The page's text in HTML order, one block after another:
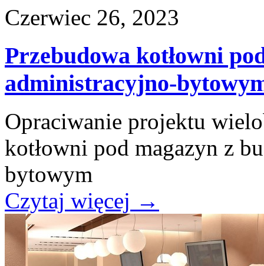
Czerwiec 26, 2023
Przebudowa kotłowni
administracyjno-
Opraciwanie projektu
kotłowni pod magazyn z
bytowym
Czytaj więcej →